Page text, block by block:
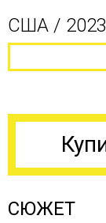
США /
СЮЖЕТ